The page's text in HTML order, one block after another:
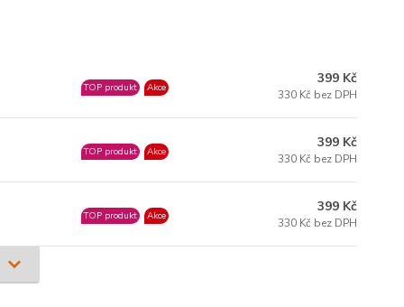
TOP produkt Akce
399 Kč
330 Kč bez DPH
TOP produkt Akce
399 Kč
330 Kč bez DPH
TOP produkt Akce
399 Kč
330 Kč bez DPH